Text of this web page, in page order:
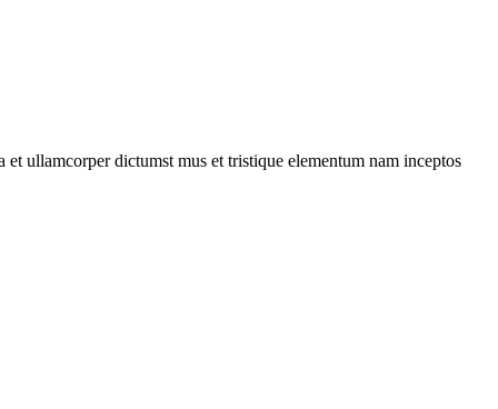
ullamcorper dictumst mus et tristique elementum nam inceptos